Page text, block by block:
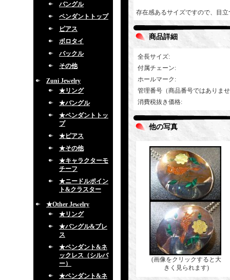
バングル
ペンダントトップ
ピアス
ボロタイ
バックル
その他
Zuni Jewelry
★リング
★バングル
★ペンダントトッ
プ
★ピアス
★その他
★キャラクターモ
チーフ
★ニードルポイン
ト&クラスター
★Other Jewelry
★リング
★バングル&ブレ
ス
★ペンダント&ネ
ックレス（シルバ
ー）
★ペンダント&ネ
存在感あるサイズですので、目
商品詳細
全長サイズ:
付属チェーン:
ホールマーク :
管理番号（商品番号ではありま
消費税抜き価格:
他の写真
(画像をクリックすると大
きく見られます)